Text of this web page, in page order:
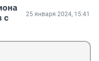
с
25 января 2024, 15:41